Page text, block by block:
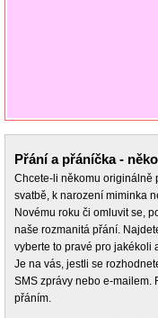
Přání a přáníčka -
Chcete-li někomu originálně
svatbě, k narození miminka
Novému roku či omluvit se,
naše rozmanitá přání.
vyberte to pravé pro jakékoli
Je na vás, jestli se
SMS zprávy nebo e-mailem.
přáním.